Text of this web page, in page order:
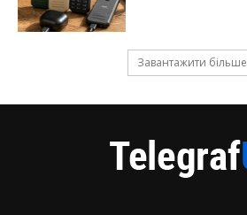
Завантажити більше